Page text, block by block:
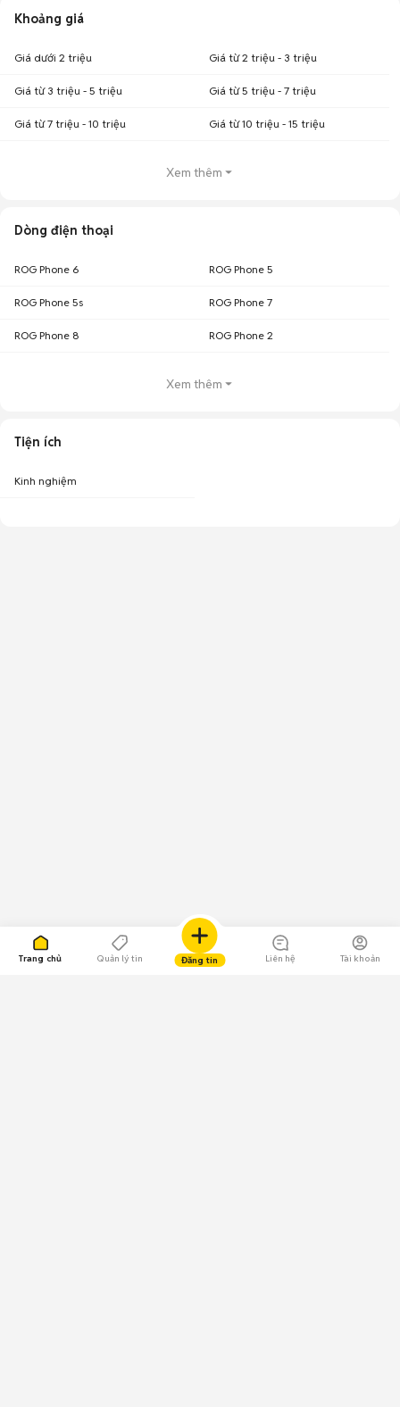
Trang chủ Quản lý tin Đăng tin Liên hệ Tài khoản
Khoảng giá
Giá dưới 2 triệu Giá từ 2 triệu - 3 triệu
Giá từ 3 triệu - 5 triệu Giá từ 5 triệu - 7 triệu
Giá từ 7 triệu - 10 triệu Giá từ 10 triệu - 15 triệu
Xem thêm
Dòng điện thoại
ROG Phone 6 ROG Phone 5
ROG Phone 5s ROG Phone 7
ROG Phone 8 ROG Phone 2
Xem thêm
Tiện ích
Kinh nghiệm